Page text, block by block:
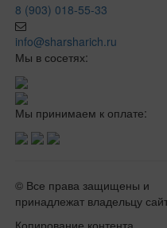
8 (903) 018-55-33
info@sharsharich.ru
Мы в сосетях:
Мы принимаем к оплате:
© Все права защищены и
принадлежат владельцу